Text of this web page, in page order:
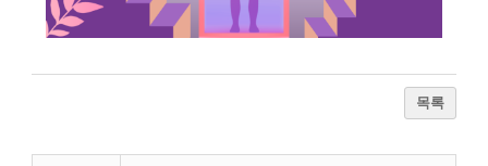
목록